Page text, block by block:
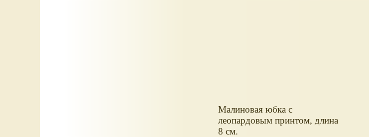
Малиновая юбка с
леопардовым принтом, длина
8 см.